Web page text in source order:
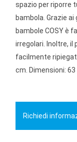
spazio per riporre
bambola. Grazie
bambole COSY è
irregolari. Inoltre, il
facilmente
cm. Dimensioni:
Richiedi